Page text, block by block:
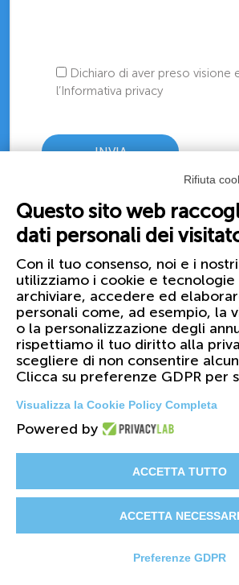
Dichiaro di aver preso visione
l’Informativa privacy
Certificazioni
Privacy & Cookie Policy
Rifiuta
Questo sito web
dati personali dei
Con il tuo consenso, noi e i
utilizziamo i cookie e tecnologie
archiviare, accedere ed
personali come, ad esempio, la
o la personalizzazione degli
rispettiamo il tuo diritto alla
scegliere di non consentire
Clicca su preferenze GDPR per
Visualizza la Cookie Policy Completa
Powered by
ACCETTA TUTTO
ACCETTA NECESSARI
Preferenze GDPR